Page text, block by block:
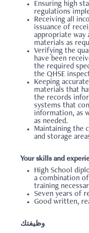
Ensuring high
regulations
Receiving all
issuance of
appropriate way
materials as
Verifying the
have been
the required
the QHSE
Keeping
materials that
the records
systems that
information, as
as needed.
Maintaining the
and storage
Your skills and
High School
a combination
training
Seven years of
Good written,
وظيفتك